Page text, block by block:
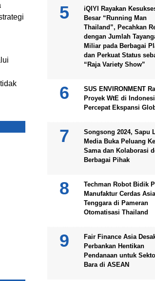
iQIYI Rayakan
Besar “Running Man
Thailand”, Pecahkan
dengan Jumlah
Miliar pada Berbagai
dan Perkuat Status
“Raja Variety Show”
SUS ENVIRONMENT
Proyek WtE di
Percepat Ekspansi
Songsong 2024, Sapu
Media Buka Peluang
Sama dan Kolaborasi
Berbagai Pihak
Techman Robot Bidik
Manufaktur Cerdas Asia
Tenggara di Pameran
Otomatisasi Thailand
Fair Finance Asia
Perbankan Hentikan
Pendanaan untuk
Bara di ASEAN